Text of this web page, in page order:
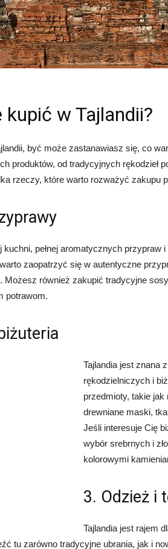
kupić w Tajlandii?
być może zastanawiasz się, co
produktów, od tradycyjnych rękodzieł
rzeczy, które warto rozważyć zakupu
kuchni, pełnej aromatycznych przypraw
zaopatrzyć się w autentyczne
Możesz również zakupić tradycyjne
potrawom.
Tajlandia jest znana
rękodzielniczych i
przedmioty, takie
drewniane maski,
Jeśli interesuje Cię
wybór srebrnych i
kolorowymi
3. Odzież i
Tajlandia jest rajem
tu zarówno tradycyjne ubrania, jak i